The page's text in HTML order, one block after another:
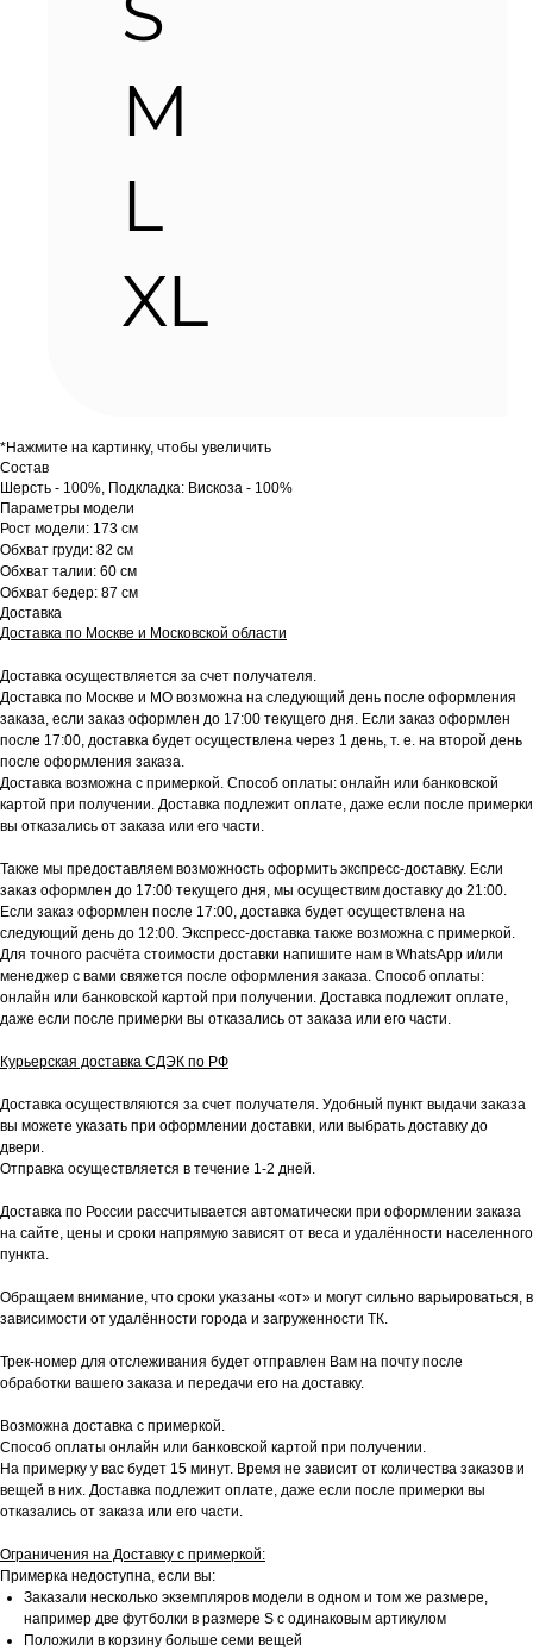
*Нажмите на картинку, чтобы увеличить
Состав
Шерсть - 100%, Подкладка: Вискоза - 100%
Параметры модели
Рост модели: 173 см
Обхват груди: 82 см
Обхват талии: 60 см
Обхват бедер: 87 см
Доставка
Доставка по Москве и Московской области
Доставка осуществляется за счет получателя.
Доставка по Москве и МО возможна на следующий день после оформления
заказа, если заказ оформлен до 17:00 текущего дня. Если заказ оформлен
после 17:00, доставка будет осуществлена через 1 день, т. е. на второй день
после оформления заказа.
Доставка возможна с примеркой. Способ оплаты: онлайн или банковской
картой при получении. Доставка подлежит оплате, даже если после примерки
вы отказались от заказа или его части.
Также мы предоставляем возможность оформить экспресс-доставку. Если
заказ оформлен до 17:00 текущего дня, мы осуществим доставку до 21:00.
Если заказ оформлен после 17:00, доставка будет осуществлена на
следующий день до 12:00. Экспресс-доставка также возможна с примеркой.
Для точного расчёта стоимости доставки напишите нам в WhatsApp и/или
менеджер с вами свяжется после оформления заказа. Способ оплаты:
онлайн или банковской картой при получении. Доставка подлежит оплате,
даже если после примерки вы отказались от заказа или его части.
Курьерская доставка СДЭК по РФ
Доставка осуществляются за счет получателя. Удобный пункт выдачи заказа
вы можете указать при оформлении доставки, или выбрать доставку до
двери.
Отправка осуществляется в течение 1-2 дней.
Доставка по России рассчитывается автоматически при оформлении заказа
на сайте, цены и сроки напрямую зависят от веса и удалённости населенного
пункта.
Обращаем внимание, что сроки указаны «от» и могут сильно варьироваться, в
зависимости от удалённости города и загруженности ТК.
Трек-номер для отслеживания будет отправлен Вам на почту после
обработки вашего заказа и передачи его на доставку.
Возможна доставка с примеркой.
Способ оплаты онлайн или банковской картой при получении.
На примерку у вас будет 15 минут. Время не зависит от количества заказов и
вещей в них. Доставка подлежит оплате, даже если после примерки вы
отказались от заказа или его части.
Ограничения на Доставку с примеркой:
Примерка недоступна, если вы:
Заказали несколько экземпляров модели в одном и том же размере,
например две футболки в размере S с одинаковым артикулом
Положили в корзину больше семи вещей